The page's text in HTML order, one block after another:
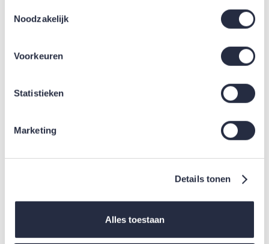
Noodzakelijk
Voorkeuren
Statistieken
Marketing
Details tonen
Alles toestaan
drukwerk.slimmestart.nl
bedrukte pennen
Relatiegeschenken